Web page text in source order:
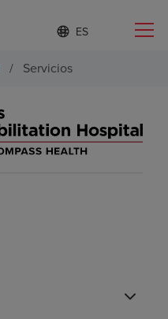
Lista
de
idiomas
contraída
d
o
e
l
e
/ Servicios